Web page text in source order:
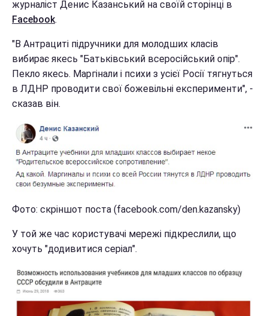
журналіст Денис Казанський на своїй сторінці в
Facebook.
"В Антрациті підручники для молодших класів
вибирає якесь "Батьківський всеросійський опір".
Пекло якесь. Маргінали і психи з усієї Росії тягнуться
в ЛДНР проводити свої божевільні експерименти", -
сказав він.
Фото: скріншот поста (facebook.com/den.kazansky)
У той же час користувачі мережі підкреслили, що
хочуть "додивитися серіал".